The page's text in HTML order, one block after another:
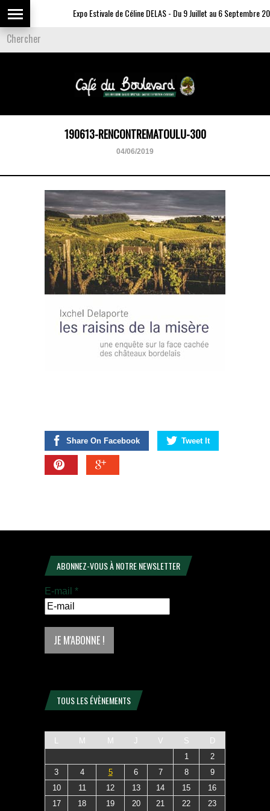
Expo Estivale de Céline DELAS - Du 9 Juillet au 6 Septembre
190613-RENCONTREMATOULU-300
04/06/2019
Share On Facebook Tweet It
ABONNEZ-VOUS À NOTRE NEWSLETTER
E-mail *
TOUS LES ÉVÈNEMENTS
L M M J V S
D
1
2
3
4 5 6 7 8
9
10
11 12 13 14 15
16
17
18 19 20 21 22 23